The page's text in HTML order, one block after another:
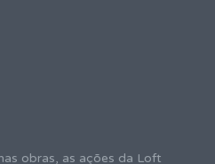
obras, as ações da Loft